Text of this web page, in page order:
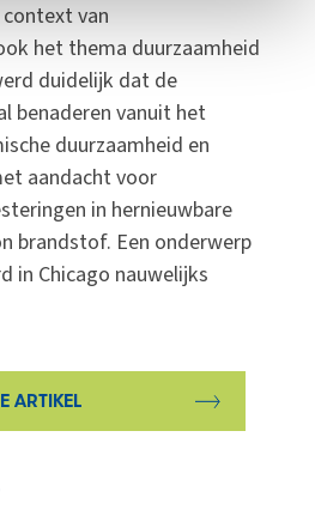
van
het thema duurzaamheid
duidelijk dat de
benaderen vanuit het
duurzaamheid en
aandacht voor
in hernieuwbare
brandstof. Een onderwerp
in Chicago nauwelijks
ARTIKEL